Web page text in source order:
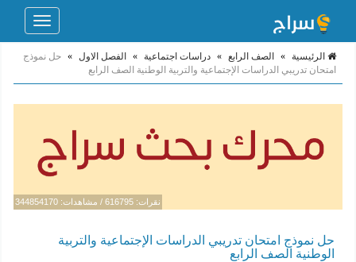
Toggle
الرئيسية » الصف الرابع » دراسات اجتماعية » الفصل الاول » حل نموذج
امتحان تدريبي الدراسات الإجتماعية والتربية الوطنية الصف الرابع
نقرات: 616795 / مشاهدات: 344854170
حل نموذج امتحان تدريبي الدراسات الإجتماعية والتربية
الوطنية الصف الرابع